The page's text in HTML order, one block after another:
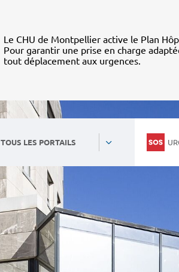
Le CHU de Montpellier active le Plan
Pour garantir une prise en charge
tout déplacement aux urgences.
TOUS LES PORTAILS